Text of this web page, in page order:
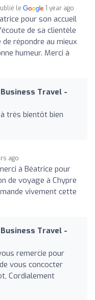
le 1 year ago
pour son accueil
de sa clientèle
répondre au mieux
humeur. Merci à
Travel -
très bientôt bien
ago
à Béatrice pour
de voyage à Chypre
vivement cette
Travel -
remercie pour
vous concocter
Cordialement